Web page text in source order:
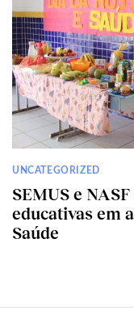
UNCATEGORIZED
SEMUS e
educativas em
Saúde